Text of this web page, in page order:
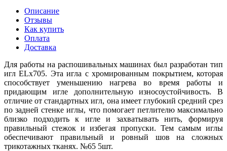
Описание
Отзывы
Как купить
Оплата
Доставка
Для работы на распошивальных машинах был разработан тип
игл ELх705. Эта игла с хромированным покрытием, которая
способствует уменьшению нагрева во время работы и
придающим игле дополнительную износоустойчивость. В
отличие от стандартных игл, она имеет глубокий средний срез
по задней стенке иглы, что помогает петлителю максимально
близко подходить к игле и захватывать нить, формируя
правильный стежок и избегая пропуски. Тем самым иглы
обеспечивают правильный и ровный шов на сложных
трикотажных тканях. №65 5шт.